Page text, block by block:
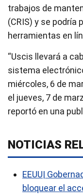
trabajos de
(CRIS) y se
herramientas en
“Uscis llevará a
sistema
miércoles, 6 de
el jueves, 7 de
reportó en una
NOTICIAS
EEUU|
bloquear el